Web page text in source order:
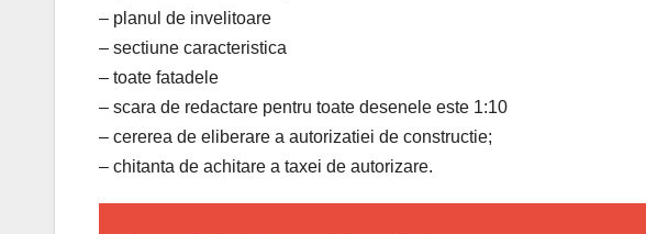
– planul de invelitoare
– sectiune caracteristica
– toate fatadele
– scara de redactare pentru toate desenele este 1:10
– cererea de eliberare a autorizatiei de constructie;
– chitanta de achitare a taxei de autorizare.